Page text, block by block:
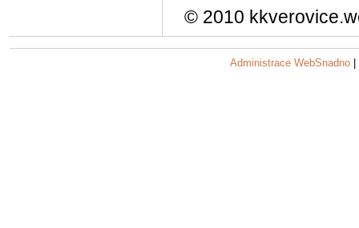
© 2010
Administrace WebSnadno|